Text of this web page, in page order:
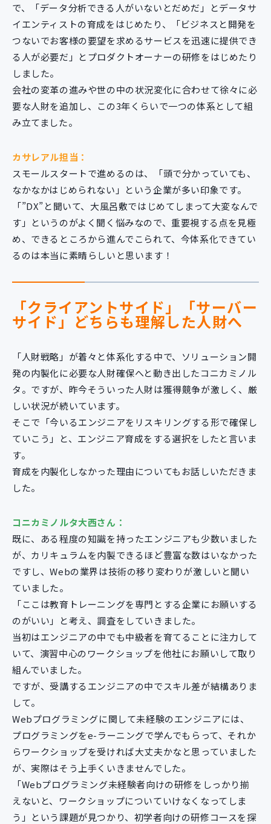
で、「データ分析できる人がいないとだめだ」とデータサ
イエンティストの育成をはじめたり、「ビジネスと開発を
つないでお客様の要望を求めるサービスを迅速に提供でき
る人が必要だ」とプロダクトオーナーの研修をはじめたり
しました。
会社の変革の進みや世の中の状況変化に合わせて徐々に必
要な人財を追加し、この3年くらいで一つの体系として組
み立てました。
カサレアル担当：
スモールスタートで進めるのは、「頭で分かっていても、
なかなかはじめられない」という企業が多い印象です。
「”DX”と聞いて、大風呂敷ではじめてしまって大変なんで
す」というのがよく聞く悩みなので、重要視する点を見極
め、できるところから進んでこられて、今体系化できてい
るのは本当に素晴らしいと思います！
「クライアントサイド」「サーバー
サイド」どちらも理解した人財へ
「人財戦略」が着々と体系化する中で、ソリューション開
発の内製化に必要な人財確保へと動き出したコニカミノル
タ。ですが、昨今そういった人財は獲得競争が激しく、厳
しい状況が続いています。
そこで「今いるエンジニアをリスキリングする形で確保し
ていこう」と、エンジニア育成をする選択をしたと言いま
す。
育成を内製化しなかった理由についてもお話しいただきま
した。
コニカミノルタ大西さん：
既に、ある程度の知識を持ったエンジニアも少数いました
が、カリキュラムを内製できるほど豊富な数はいなかった
ですし、Webの業界は技術の移り変わりが激しいと聞い
ていました。
「ここは教育トレーニングを専門とする企業にお願いする
のがいい」と考え、調査をしていきました。
当初はエンジニアの中でも中級者を育てることに注力して
いて、演習中心のワークショップを他社にお願いして取り
組んでいました。
ですが、受講するエンジニアの中でスキル差が結構ありま
して。
Webプログラミングに関して未経験のエンジニアには、
プログラミングをe-ラーニングで学んでもらって、それか
らワークショップを受ければ大丈夫かなと思っていました
が、実際はそう上手くいきませんでした。
「Webプログラミング未経験者向けの研修をしっかり揃
えないと、ワークショップについていけなくなってしま
う」という課題が見つかり、初学者向けの研修コースを探